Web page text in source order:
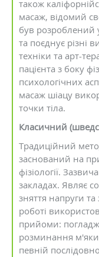
також
масаж, відомий
був розроблений
та поєднує різні
техніки та арт-
пацієнта з боку
психологічних
масаж шіацу
точки тіла.
Класичний
Традиційний
заснований на
фізіології.
закладах. Являє
зняття напруги та
роботі
прийоми:
розминання
певній